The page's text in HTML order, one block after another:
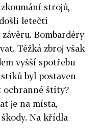
strojů,
letečtí
Bombardéry
Těžká zbroj však
vyšší spotřebu
byl postaven
ochranné štíty?
je na místa,
Na křídla